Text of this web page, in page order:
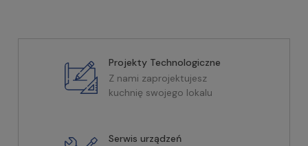
Projekty Technologiczne
Z nami zaprojektujesz
kuchnię swojego lokalu
Serwis urządzeń